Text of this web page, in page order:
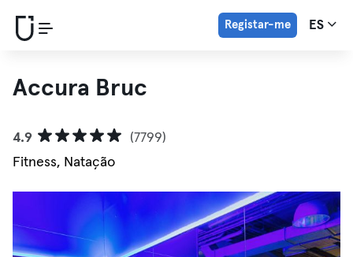
Registar-me ES
Accura Bruc
4.9
(7799)
Fitness, Natação